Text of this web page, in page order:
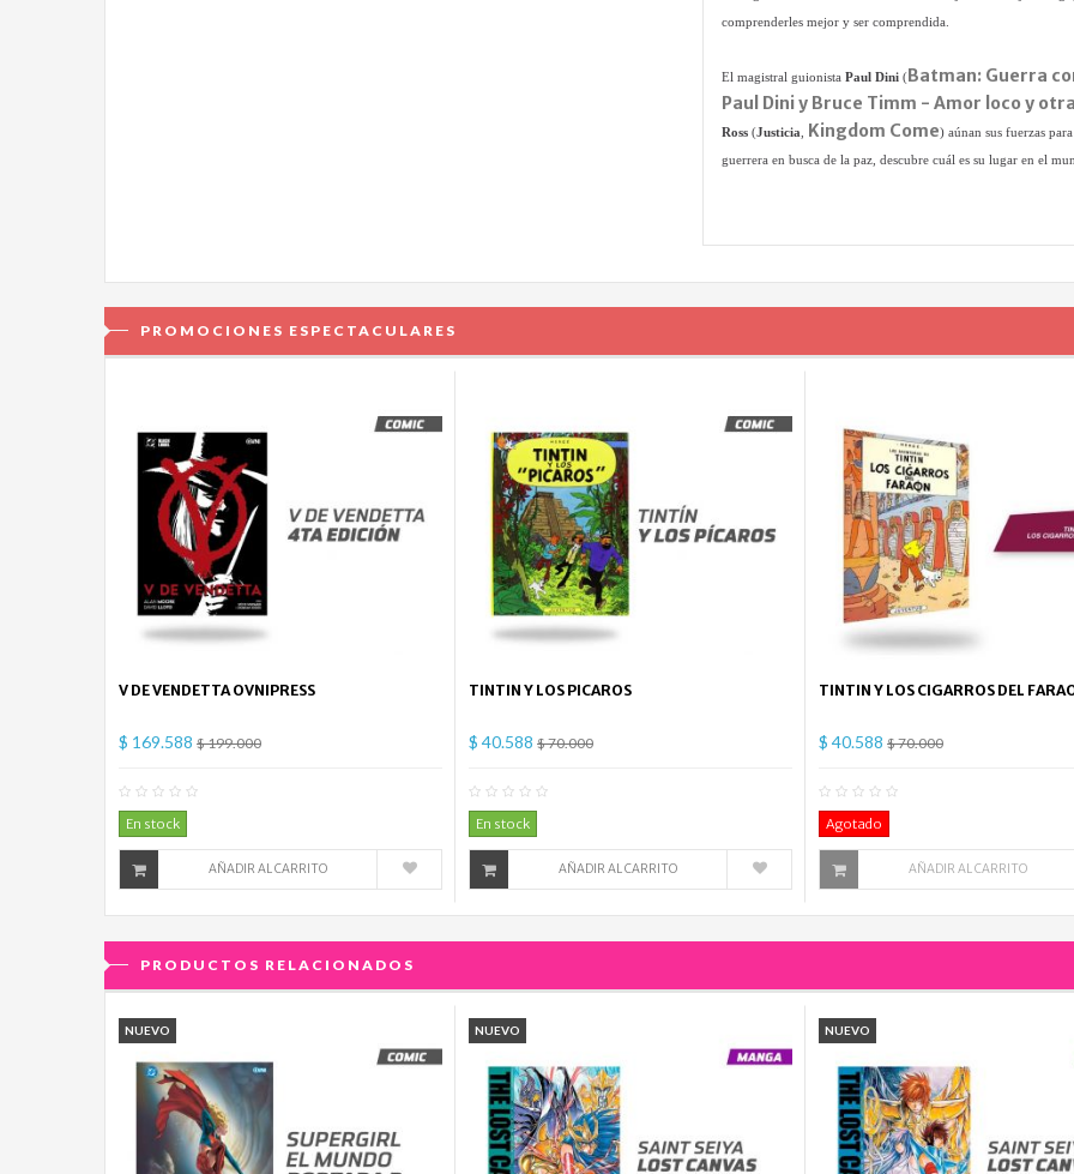
comprenderles mejor y ser comprendida.
El magistral guionista Paul Dini (Batman: Guerra
Paul Dini y Bruce Timm - Amor loco y
Ross (Justicia Kingdom Come) aúnan sus fuerzas
guerrera en busca de la paz, descubre cuál es su lugar en el
PROMOCIONES ESPECTACULARES
V DE VENDETTA OVNIPRESS
$ 169.588 $ 199.000
En stock
AÑADIR AL CARRITO
TINTIN Y LOS PICAROS
$ 40.588 $ 70.000
En stock
AÑADIR AL CARRITO
TINTIN Y LOS CIGARROS DEL
$ 40.588 $ 70.000
Agotado
AÑADIR AL CARRITO
PRODUCTOS RELACIONADOS
NUEVO NUEVO NUEVO